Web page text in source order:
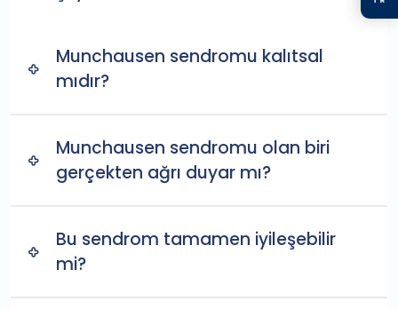
Munchausen sendromu kalıtsal
mıdır?
Munchausen sendromu olan biri
gerçekten ağrı duyar mı?
Bu sendrom tamamen iyileşebilir
mi?